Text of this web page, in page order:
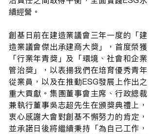
續經營。
創基日前在建造業議會三年一度的「建
造業議會傑出承建商大獎」，首度榮獲
「行業年青獎」及「環境、社會和企業
管治獎」，以表揚我們在培育優秀青年
從業員，以及在推動ESG發展上作出之
重大貢獻。集團董事會主席、行政總裁
兼執行董事吳志超先生在頒獎典禮上，
衷心感謝大會對創基不懈努力的肯定，
並承諾日後將繼續秉持「為自己工作，